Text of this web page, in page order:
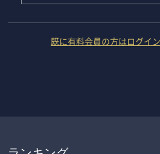
既に有料会員の方はログイ